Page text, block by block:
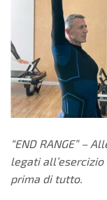
“END RANGE” –
legati
prima di tutto.